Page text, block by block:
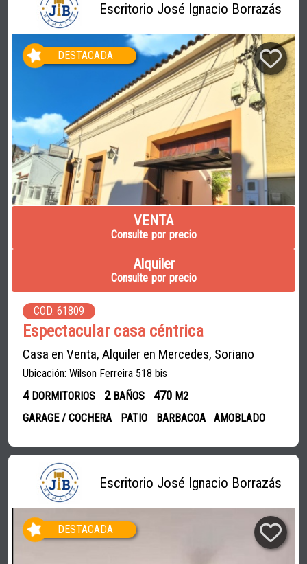
Escritorio José Ignacio Borrazás
DESTACADA
VENTA
Consulte por precio
Alquiler
Consulte por precio
COD. 61809
Espectacular casa céntrica
Casa en Venta, Alquiler en Mercedes, Soriano
Ubicación: Wilson Ferreira 518 bis
4DORMITORIOS 2BAÑOS 470 M2
GARAGE / COCHERA
PATIO BARBACOA AMOBLADO
Escritorio José Ignacio Borrazás
DESTACADA